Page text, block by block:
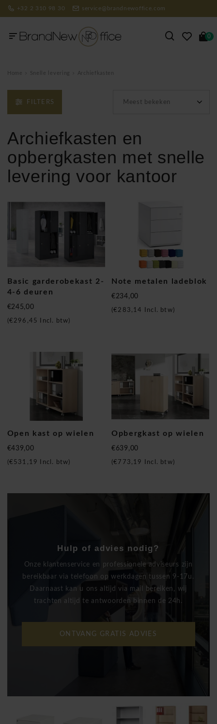
+32 2 310 98 30 service@brandnewoffice.com
0
Home Snelle levering Archiefkasten
FILTERS Meest bekeken
Archiefkasten en
opbergkasten met snelle
levering voor kantoor
Basic garderobekast 2-
4-6 deuren
€245,00
€296,45 Incl. btw)
Note metalen ladeblok
€234,00
(€283,14 Incl. btw)
Open kast op wielen
€439,00
(€531,19 Incl. btw)
Opbergkast op wielen
€639,00
(€773,19 Incl. btw)
Hulp of advies nodig?
Onze klantenservice en professionele adviseurs zijn
bereikbaar via telefoon op werkdagen tussen 9-17u.
Daarnaast kan u ons altijd via mail bereiken, wij
trachten altijd te antwoorden binnen de 24h.
ONTVANG GRATIS ADVIES